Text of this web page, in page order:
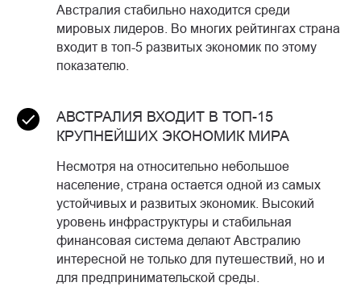
Австралия стабильно находится среди
мировых лидеров. Во многих рейтингах страна
входит в топ-5 развитых экономик по этому
показателю.
АВСТРАЛИЯ ВХОДИТ В ТОП-15
КРУПНЕЙШИХ ЭКОНОМИК МИРА
Несмотря на относительно небольшое
население, страна остается одной из самых
устойчивых и развитых экономик. Высокий
уровень инфраструктуры и стабильная
финансовая система делают Австралию
интересной не только для путешествий, но и
для предпринимательской среды.